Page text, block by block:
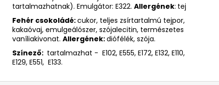
tartalmazhatnak). Emulgátor: E322. Allergének: tej
Fehér csokoládé:cukor, teljes zsírtartalmú tejpor,
kakaóvaj, emulgeálószer, szójalecitin, természetes
vaníliakivonat. Allergének:diófélék, szója.
Színező: tartalmazhat - E102, E555, E172, E132, E110,
E129, E551, E133.